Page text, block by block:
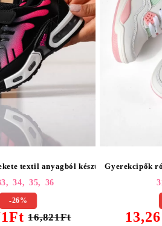
textil anyagból készült Amaris
34, 35, 36
-26%
16,821Ft
Gyerekcipők